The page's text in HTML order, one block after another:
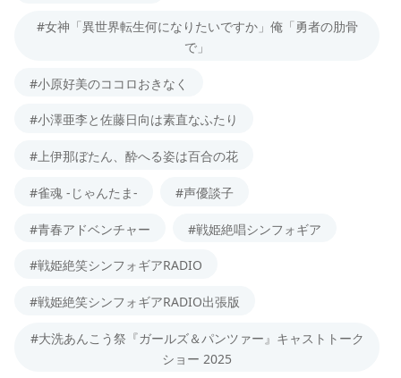
#女神「異世界転生何になりたいですか」俺「勇者の肋骨
で」
#小原好美のココロおきなく
#小澤亜李と佐藤日向は素直なふたり
#上伊那ぼたん、酔へる姿は百合の花
#雀魂 -じゃんたま- #声優談子
#青春アドベンチャー #戦姫絶唱シンフォギア
#戦姫絶笑シンフォギアRADIO
#戦姫絶笑シンフォギアRADIO出張版
#大洗あんこう祭『ガールズ＆パンツァー』キャストトーク
ショー 2025